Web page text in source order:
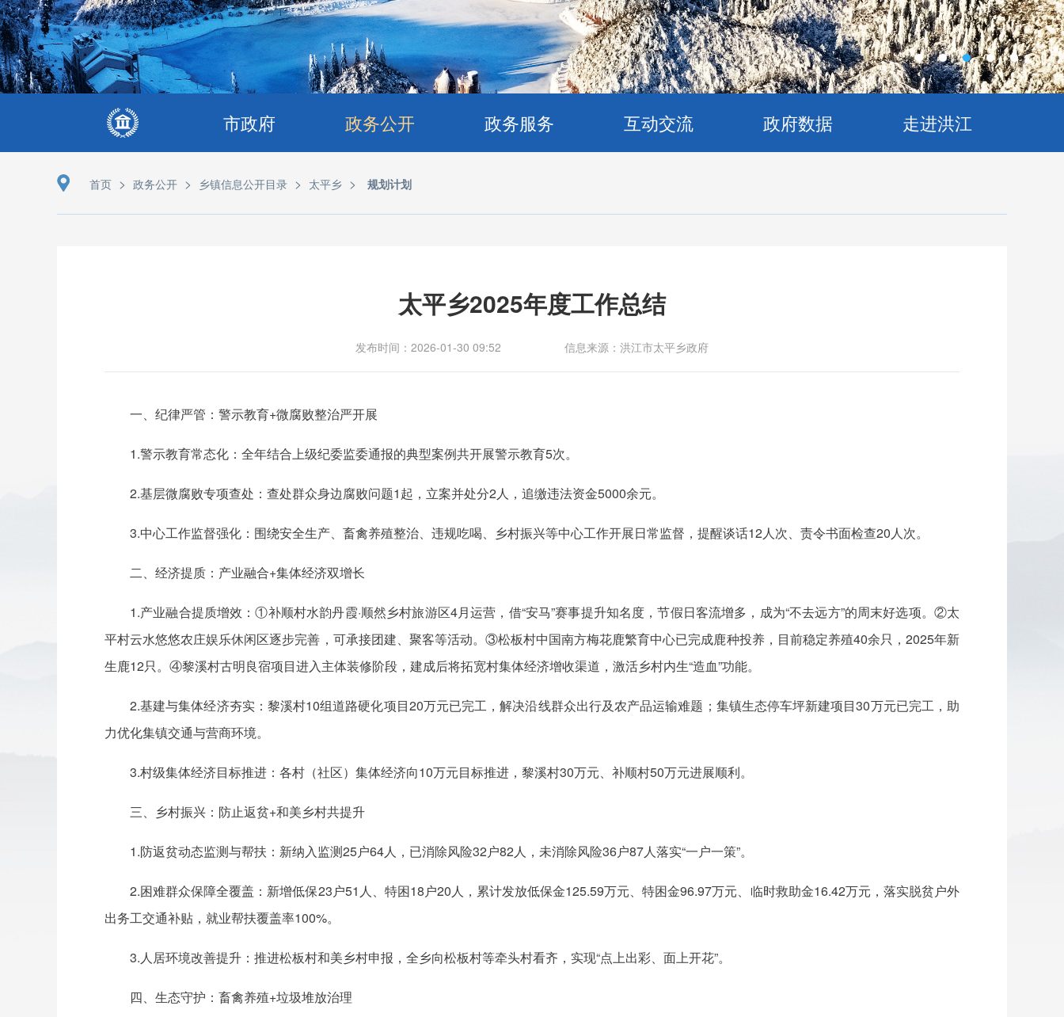
市政府 政务公开 政务服务 互动交流 政府数据 走进洪江
首页 > 政务公开 > 乡镇信息公开目录 > 太平乡 > 规划计划
太平乡2025年度工作总结
发布时间：2026-01-30 09:52 信息来源：洪江市太平乡政府
一、纪律严管：警示教育+微腐败整治严开展
1.警示教育常态化：全年结合上级纪委监委通报的典型案例共开展警示教育5次。
2.基层微腐败专项查处：查处群众身边腐败问题1起，立案并处分2人，追缴违法资金5000余元。
3.中心工作监督强化：围绕安全生产、畜禽养殖整治、违规吃喝、乡村振兴等中心工作开展日常监督，提醒谈话12人次、责令书面检查20人次。
二、经济提质：产业融合+集体经济双增长
1.产业融合提质增效：①补顺村水韵丹霞·顺然乡村旅游区4月运营，借“安马”赛事提升知名度，节假日客流增多，成为“不去远方”的周末好选项。②太
平村云水悠悠农庄娱乐休闲区逐步完善，可承接团建、聚客等活动。③松板村中国南方梅花鹿繁育中心已完成鹿种投养，目前稳定养殖40余只，2025年新
生鹿12只。④黎溪村古明良宿项目进入主体装修阶段，建成后将拓宽村集体经济增收渠道，激活乡村内生“造血”功能。
2.基建与集体经济夯实：黎溪村10组道路硬化项目20万元已完工，解决沿线群众出行及农产品运输难题；集镇生态停车坪新建项目30万元已完工，助
力优化集镇交通与营商环境。
3.村级集体经济目标推进：各村（社区）集体经济向10万元目标推进，黎溪村30万元、补顺村50万元进展顺利。
三、乡村振兴：防止返贫+和美乡村共提升
1.防返贫动态监测与帮扶：新纳入监测25户64人，已消除风险32户82人，未消除风险36户87人落实“一户一策”。
2.困难群众保障全覆盖：新增低保23户51人、特困18户20人，累计发放低保金125.59万元、特困金96.97万元、临时救助金16.42万元，落实脱贫户外
出务工交通补贴，就业帮扶覆盖率100%。
3.人居环境改善提升：推进松板村和美乡村申报，全乡向松板村等牵头村看齐，实现“点上出彩、面上开花”。
四、生态守护：畜禽养殖+垃圾堆放治理